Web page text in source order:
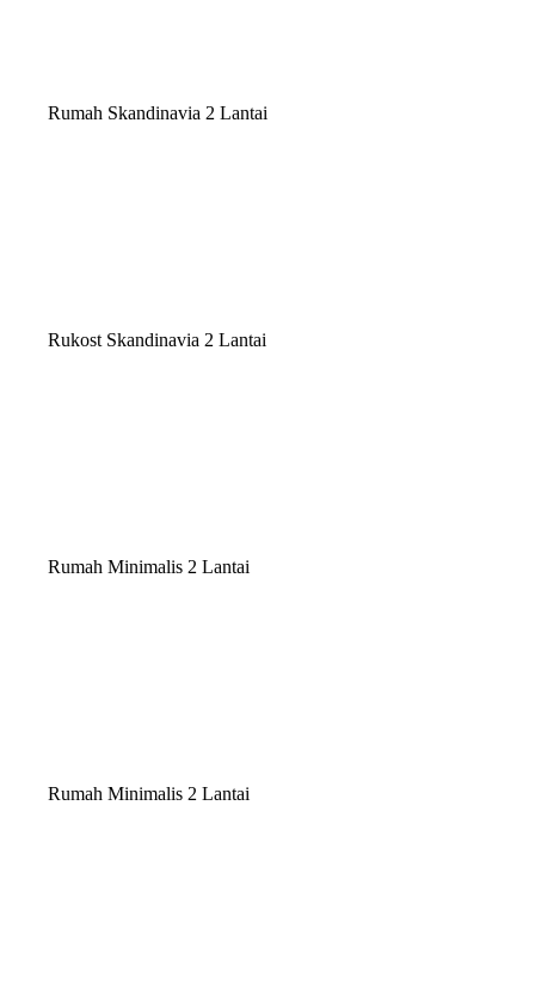
Rumah Skandinavia 2 Lantai
Rukost Skandinavia 2 Lantai
Rumah Minimalis 2 Lantai
Rumah Minimalis 2 Lantai